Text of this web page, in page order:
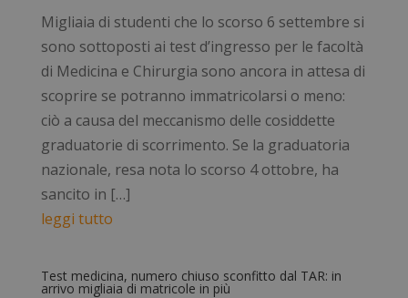
Migliaia di studenti che lo scorso 6 settembre si
sono sottoposti ai test d’ingresso per le facoltà
di Medicina e Chirurgia sono ancora in attesa di
scoprire se potranno immatricolarsi o meno:
ciò a causa del meccanismo delle cosiddette
graduatorie di scorrimento. Se la graduatoria
nazionale, resa nota lo scorso 4 ottobre, ha
sancito in […]
leggi tutto
Test medicina, numero chiuso sconfitto dal TAR: in
arrivo migliaia di matricole in più